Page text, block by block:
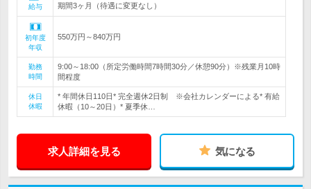
給与
期間3ヶ月（待遇に変更なし）
初年度
年収
550万円～840万円
勤務
時間
9:00～18:00（所定労働時間7時間30分／休憩90分）※残業月10時
間程度
休日
休暇
* 年間休日110日* 完全週休2日制 ※会社カレンダーによる* 有給
休暇（10～20日）* 夏季休…
求人詳細を見る 気になる